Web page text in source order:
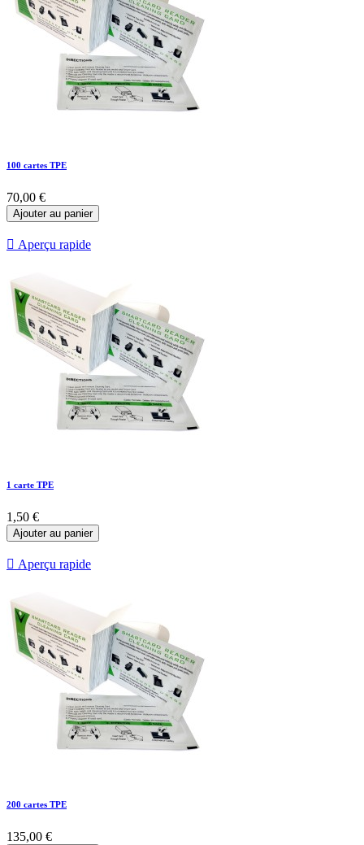
100 cartes TPE
70,00 €
Ajouter au panier
 Aperçu rapide
1 carte TPE
1,50 €
Ajouter au panier
 Aperçu rapide
200 cartes TPE
135,00 €